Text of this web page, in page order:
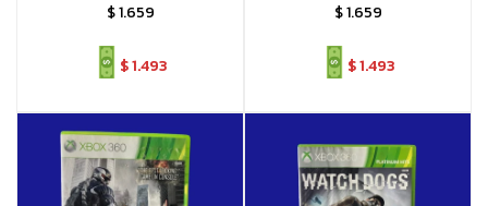
$1.659
$1.493
$1.659
$1.493